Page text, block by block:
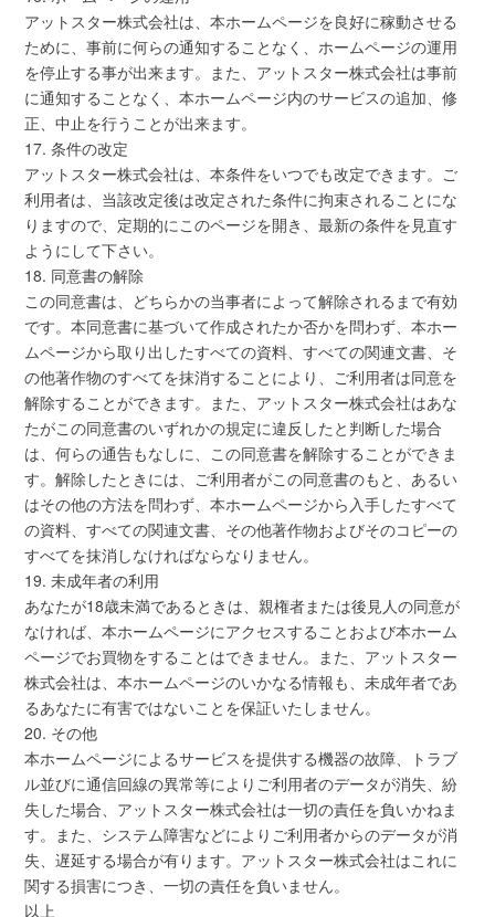
アットスター株式会社は、本ホームページを良好に稼動させる
ために、事前に何らの通知することなく、ホームページの運用
を停止する事が出来ます。また、アットスター株式会社は事前
に通知することなく、本ホームページ内のサービスの追加、修
正、中止を行うことが出来ます。
17. 条件の改定
アットスター株式会社は、本条件をいつでも改定できます。ご
利用者は、当該改定後は改定された条件に拘束されることにな
りますので、定期的にこのページを開き、最新の条件を見直す
ようにして下さい。
18. 同意書の解除
この同意書は、どちらかの当事者によって解除されるまで有効
です。本同意書に基づいて作成されたか否かを問わず、本ホー
ムページから取り出したすべての資料、すべての関連文書、そ
の他著作物のすべてを抹消することにより、ご利用者は同意を
解除することができます。また、アットスター株式会社はあな
たがこの同意書のいずれかの規定に違反したと判断した場合
は、何らの通告もなしに、この同意書を解除することができま
す。解除したときには、ご利用者がこの同意書のもと、あるい
はその他の方法を問わず、本ホームページから入手したすべて
の資料、すべての関連文書、その他著作物およびそのコピーの
すべてを抹消しなければならなりません。
19. 未成年者の利用
あなたが18歳未満であるときは、親権者または後見人の同意が
なければ、本ホームページにアクセスすることおよび本ホーム
ページでお買物をすることはできません。また、アットスター
株式会社は、本ホームページのいかなる情報も、未成年者であ
るあなたに有害ではないことを保証いたしません。
20. その他
本ホームページによるサービスを提供する機器の故障、トラブ
ル並びに通信回線の異常等によりご利用者のデータが消失、紛
失した場合、アットスター株式会社は一切の責任を負いかねま
す。また、システム障害などによりご利用者からのデータが消
失、遅延する場合が有ります。アットスター株式会社はこれに
関する損害につき、一切の責任を負いません。
以上